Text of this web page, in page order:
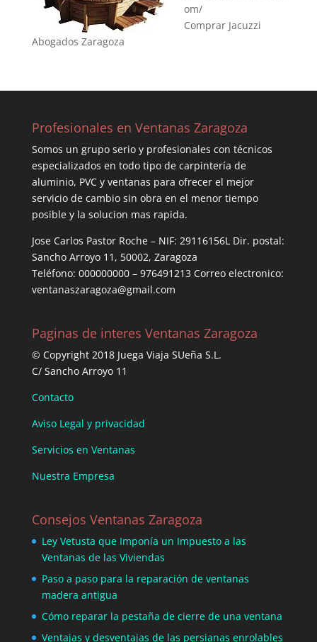
om/
Comprar Jacuzzi
Abogados Zaragoza
Profesionales en Ventanas Zaragoza
Somos un grupo serio y profesionales con técnicos
especializados en todo tipo de carpintería de
aluminio, PVC y ventanas para ofrecer el mejor
servicio de cambio sin obra en el menor tiempo
posible y la solucion mas rapida.
Jose Carlos Pastor Roche – NIF: 29116156L Dir. postal:
Sancho Arroyo 11, 50002, Zaragoza
Teléfono: 000000000 – 976491213 Correo electronico:
ventanaszaragoza@gmail.com
Paginas de interes Ventanas Zaragoza
© Copyright 2018 Juega Viaja SUeña S.L.
C/ Sancho Arroyo 11
Contacto
Aviso Legal y privacidad
Servicios en Ventanas
Nuestra Empresa
Consejos Ventanas Zaragoza
Ley Vetusta que Imponía un Impuesto a las
Ventanas de las Viviendas
Paso a paso para la reparación de ventanas
madera antigua
Cómo reparar la pestaña de cierre de una ventana
Ventajas y desventajas de las persianas enrolables